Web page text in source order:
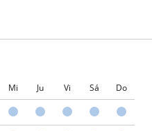
Mi Ju Vi Sá Do